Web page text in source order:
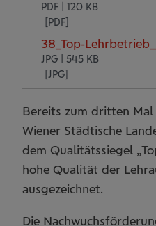
PDF | 120 KB
38_Top-
JPG | 545 KB
Bereits zum dritten
Wiener Städtische
dem Qualitätssiegel
hohe Qualität der
ausgezeichnet.
Die